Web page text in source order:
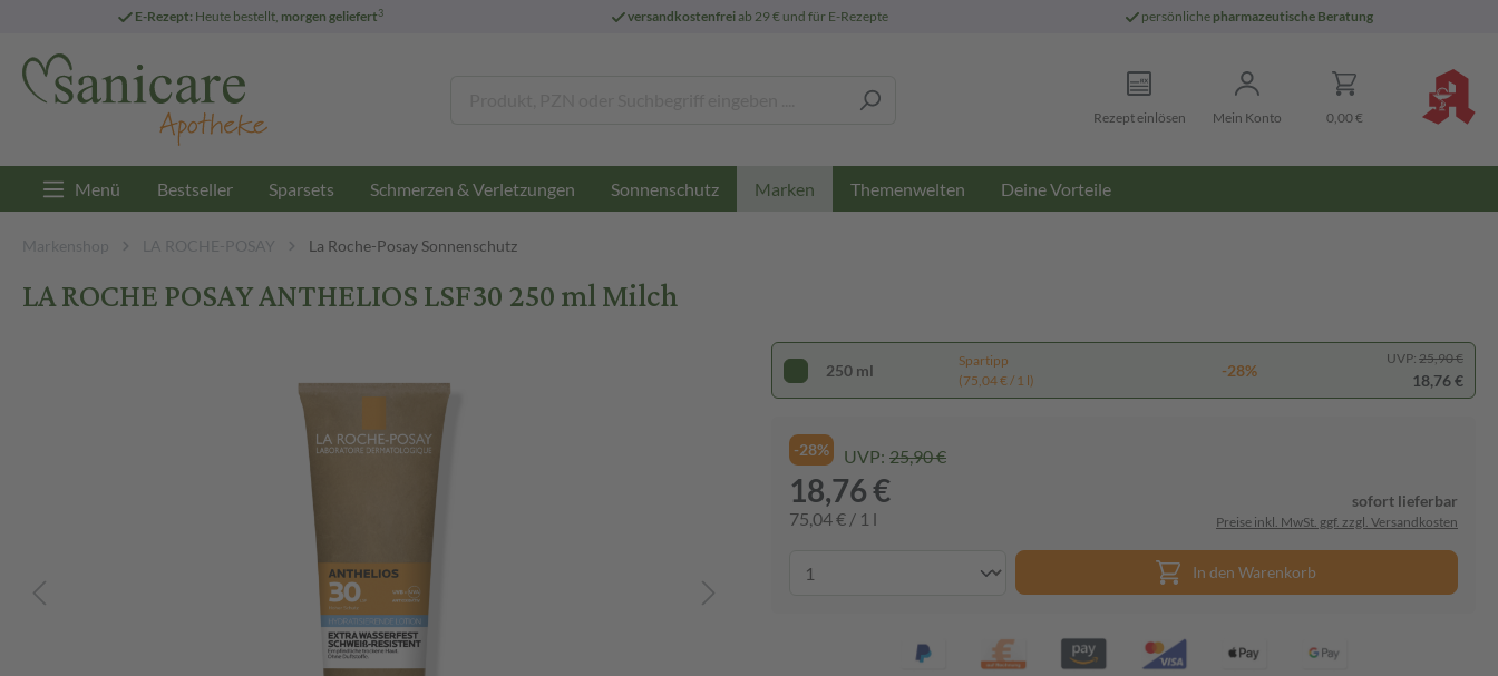
E-Rezept: Heute bestellt, morgen geliefert3 versandkostenfreiab 29 € und für E-Rezepte persönliche pharmazeutische Beratung
Rezept einlösen Mein Konto 0,00 €
Menü Bestseller Sparsets Schmerzen & Verletzungen Sonnenschutz Marken Themenwelten Deine Vorteile
Markenshop LA ROCHE-POSAY La Roche-Posay Sonnenschutz
LA ROCHE POSAY ANTHELIOS LSF30 250 ml Milch
250 ml
Spartipp
(75,04 € / 1 l)
-28%
UVP: 25,90 €
18,76 €
-28% UVP: 25,90 €
18,76 €
75,04 € / 1 l
sofort lieferbar
Preise inkl. MwSt. ggf. zzgl. Versandkosten
In den Warenkorb